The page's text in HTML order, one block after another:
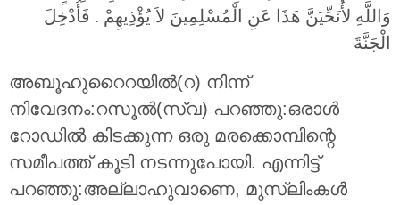
وَاللَّهِ لأُنَحِّيَنَّ هَذَا عَنِ الْمُسْلِمِينَ لاَ يُؤْذِيهِمْ ‏.‏ فَأُدْخِلَ
الْجَنَّةَ ‏
അബൂഹുറൈറയില്‍(റ) നിന്ന്
നിവേദനം:റസൂല്‍(സ്വ) പറഞ്ഞു:ഒരാള്‍
റോഡില്‍ കിടക്കുന്ന ഒരു മരക്കൊമ്പിന്റെ
സമീപത്ത് കൂടി നടന്നുപോയി. എന്നിട്ട്
പറഞ്ഞു:അല്ലാഹുവാണെ, മുസ്ലിംകള്‍